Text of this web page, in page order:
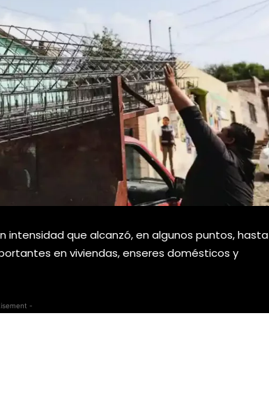
intensidad que alcanzó, en algunos puntos, hasta
en viviendas, enseres domésticos y
-